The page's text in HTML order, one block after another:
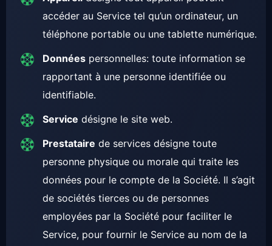
accéder au Service tel qu’un ordinateur, un
téléphone portable ou une tablette numérique.
Données personnelles: toute information se
rapportant à une personne identifiée ou
identifiable.
Service désigne le site web.
Prestataire de services désigne toute
personne physique ou morale qui traite les
données pour le compte de la Société. Il s’agit
de sociétés tierces ou de personnes
employées par la Société pour faciliter le
Service, pour fournir le Service au nom de la